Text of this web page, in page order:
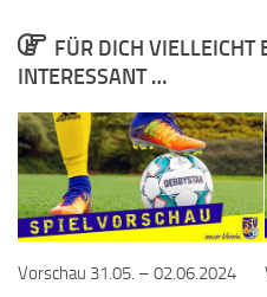
FÜR DICH VIELLEICHT
INTERESSANT …
Vorschau 31.05. – 02.06.2024